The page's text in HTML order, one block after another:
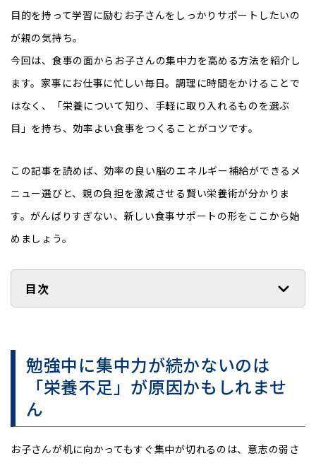
目的を持って学習に励むお子さんをしっかりサポートしたいの
が親の気持ち。
今回は、食事の面からお子さんの集中力を高める方法を紹介し
ます。家事にお仕事に忙しい毎日。調理に時間をかけることで
はなく、「栄養について知り、手軽に取り入れるものを選ぶ
目」を持ち、効率よい食事をつくることがコツです。
この記事を読めば、効率の良い脳のエネルギー補給ができるメ
ニュー選びと、親の負担を激減させる賢い栄養術が分かりま
す。がんばりすぎない、新しい食事サポートの形をここから始
めましょう。
目次
勉強中に集中力が続かないのは
「栄養不足」が原因かもしれませ
ん
お子さんが机に向かってもすぐ集中が切れるのは、意志の弱さ